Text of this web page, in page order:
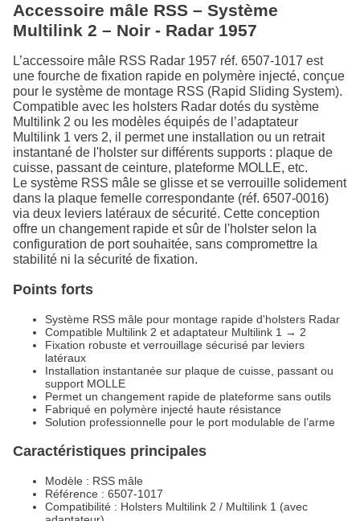
Accessoire mâle RSS – Système
Multilink 2 – Noir - Radar 1957
L’accessoire mâle RSS Radar 1957 réf. 6507-1017 est
une fourche de fixation rapide en polymère injecté, conçue
pour le système de montage RSS (Rapid Sliding System).
Compatible avec les holsters Radar dotés du système
Multilink 2 ou les modèles équipés de l’adaptateur
Multilink 1 vers 2, il permet une installation ou un retrait
instantané de l'holster sur différents supports : plaque de
cuisse, passant de ceinture, plateforme MOLLE, etc.
Le système RSS mâle se glisse et se verrouille solidement
dans la plaque femelle correspondante (réf. 6507-0016)
via deux leviers latéraux de sécurité. Cette conception
offre un changement rapide et sûr de l'holster selon la
configuration de port souhaitée, sans compromettre la
stabilité ni la sécurité de fixation.
Points forts
Système RSS mâle pour montage rapide d'holsters Radar
Compatible Multilink 2 et adaptateur Multilink 1 → 2
Fixation robuste et verrouillage sécurisé par leviers
latéraux
Installation instantanée sur plaque de cuisse, passant ou
support MOLLE
Permet un changement rapide de plateforme sans outils
Fabriqué en polymère injecté haute résistance
Solution professionnelle pour le port modulable de l’arme
Caractéristiques principales
Modèle : RSS mâle
Référence : 6507-1017
Compatibilité : Holsters Multilink 2 / Multilink 1 (avec